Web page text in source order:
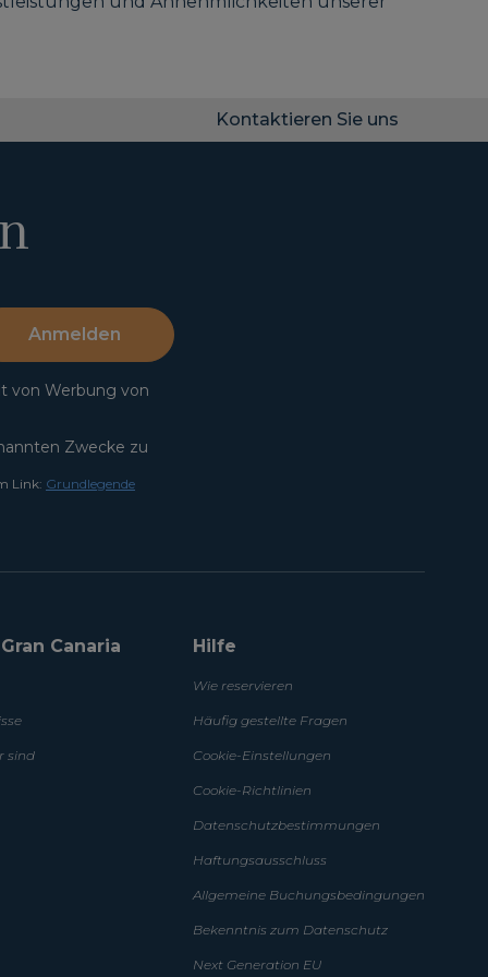
Kontaktieren Sie uns
Anmelden
von Werbung von
Zwecke zu
Link: Grundlegende
Canaria
sind
Hilfe
Wie reservieren
Häufig gestellte Fragen
Cookie-Einstellungen
Cookie-Richtlinien
Datenschutzbestimmungen
Haftungsausschluss
Allgemeine Buchungsbedingungen
Bekenntnis zum Datenschutz
Next Generation EU